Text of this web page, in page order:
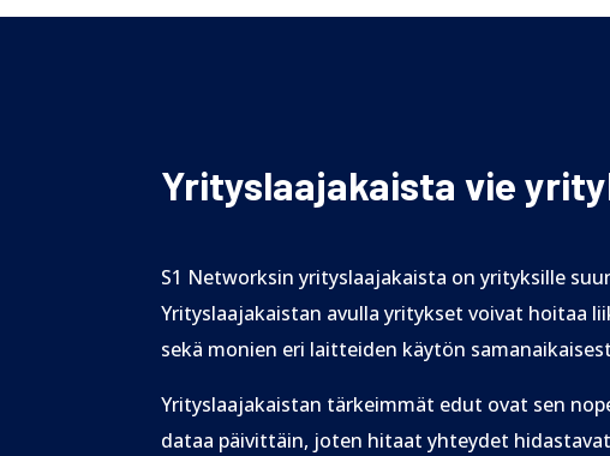
Yrityslaajakaista vie
S1 Networksin yrityslaajakaista on yrityksille
Yrityslaajakaistan avulla yritykset voivat hoitaa
sekä monien eri laitteiden käytön
Yrityslaajakaistan tärkeimmät edut ovat sen
dataa päivittäin, joten hitaat yhteydet